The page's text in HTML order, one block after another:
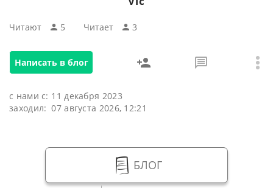
Читают 5 Читаeт 3
Написать в блог
с нами с: 11 декабря 2023
заходил: 07 августа 2026, 12:21
БЛОГ